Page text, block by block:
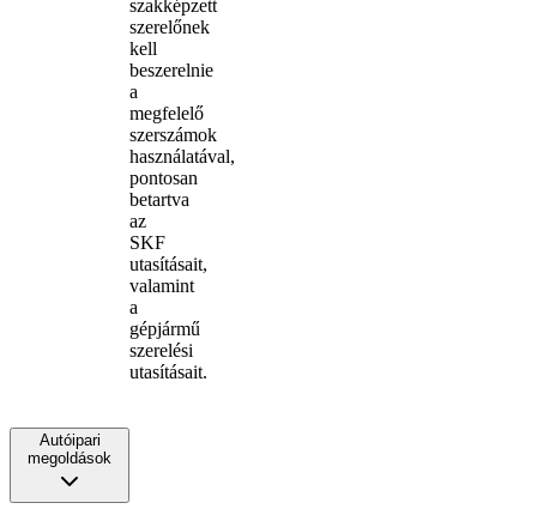
szakképzett
szerelőnek
kell
beszerelnie
a
megfelelő
szerszámok
használatával,
pontosan
betartva
az
SKF
utasításait,
valamint
a
gépjármű
szerelési
utasításait.
Autóipari
megoldások